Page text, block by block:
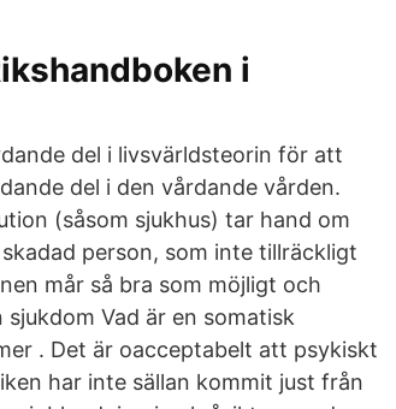
i
del i livsvärldsteorin för att
del i den vårdande vården.
(såsom sjukhus) tar hand om
person, som inte tillräckligt
mår så bra som möjligt och
Vad är en somatisk
. Det är oacceptabelt att psykiskt
har inte sällan kommit just från